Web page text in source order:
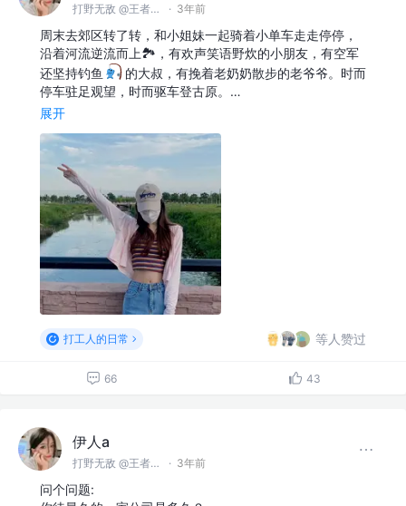
打野无敌 @王者峡谷 · 3年前
周末去郊区转了转，和小姐妹一起骑着小单车走走停停，
沿着河流逆流而上🏞️，有欢声笑语野炊的小朋友，有空军
还坚持钓鱼
的大叔，有挽着老奶奶散步的老爷爷。时而
停车驻足观望，时而驱车登古原。…
展开
打工人的日常 等人赞过
66 43
伊人a
打野无敌 @王者峡谷 · 3年前
问个问题: